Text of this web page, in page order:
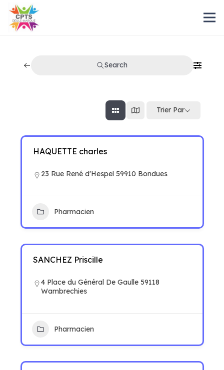
Search
Trier Par
HAQUETTE charles
23 Rue René d'Hespel 59910 Bondues
Pharmacien
SANCHEZ Priscille
4 Place du Général De Gaulle 59118
Wambrechies
Pharmacien